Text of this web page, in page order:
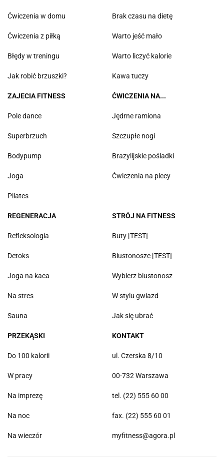
Ćwiczenia w domu
Ćwiczenia z piłką
Błędy w treningu
Jak robić brzuszki?
Brak czasu na dietę
Warto jeść mało
Warto liczyć kalorie
Kawa tuczy
ZAJECIA FITNESS
Pole dance
Superbrzuch
Bodypump
Joga
Pilates
ĆWICZENIA NA...
Jędrne ramiona
Szczupłe nogi
Brazylijskie pośladki
Ćwiczenia na plecy
REGENERACJA
Refleksologia
Detoks
Joga na kaca
Na stres
Sauna
STRÓJ NA FITNESS
Buty [TEST]
Biustonosze [TEST]
Wybierz biustonosz
W stylu gwiazd
Jak się ubrać
PRZEKĄSKI
Do 100 kalorii
W pracy
Na imprezę
Na noc
Na wieczór
KONTAKT
ul. Czerska 8/10
00-732 Warszawa
tel. (22) 555 60 00
fax. (22) 555 60 01
myfitness@agora.pl